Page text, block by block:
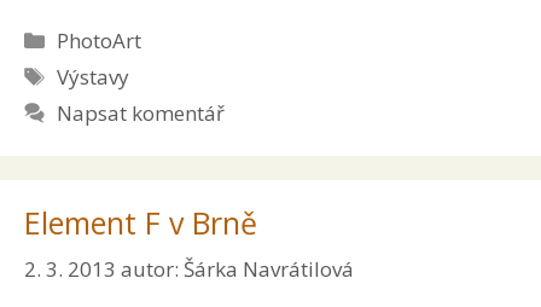
Rubriky
PhotoArt
Štítky
Výstavy
Napsat komentář
Element F v Brně
2. 3. 2013 autor: Šárka Navrátilová